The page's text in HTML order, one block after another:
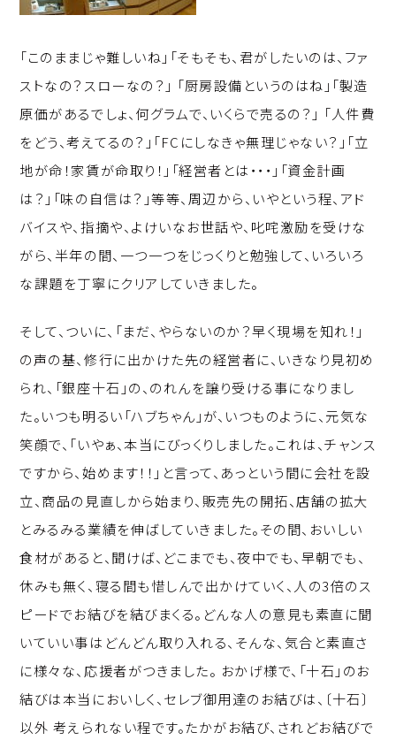
「このままじゃ難しいね」「そもそも、君がしたいのは、ファ
ストなの？スローなの？」 「厨房設備というのはね」「製造
原価があるでしょ、何グラムで、いくらで売るの？」 「人件費
をどう、考えてるの？」「FCにしなきゃ無理じゃない？」「立
地が命！家賃が命取り！」「経営者とは・・・」「資金計画
は？」「味の自信は？」等等、周辺から、いやという程、アド
バイスや、指摘や、よけいなお世話や、叱咤激励を受けな
がら、半年の間、一つ一つをじっくりと勉強して、いろいろ
な課題を丁寧にクリアしていきました。
そして、ついに、「まだ、やらないのか？早く現場を知れ！」
の声の基、修行に出かけた先の経営者に、いきなり見初め
られ、「銀座十石」の、のれんを譲り受ける事になりまし
た。いつも明るい「ハブちゃん」が、いつものように、元気な
笑顔で、「いやぁ、本当にびっくりしました。これは、チャンス
ですから、始めます！！」と言って、あっという間に会社を設
立、商品の見直しから始まり、販売先の開拓、店舗の拡大
とみるみる業績を伸ばしていきました。その間、おいしい
食材があると、聞けば、どこまでも、夜中でも、早朝でも、
休みも無く、寝る間も惜しんで出かけていく、人の3倍のス
ピードでお結びを結びまくる。どんな人の意見も素直に聞
いていい事はどんどん取り入れる、そんな、気合と素直さ
に様々な、応援者がつきました。 おかげ様で、「十石」のお
結びは本当においしく、セレブ御用達のお結びは、〔十石〕
以外 考えられない程です。たかがお結び、されどお結びで